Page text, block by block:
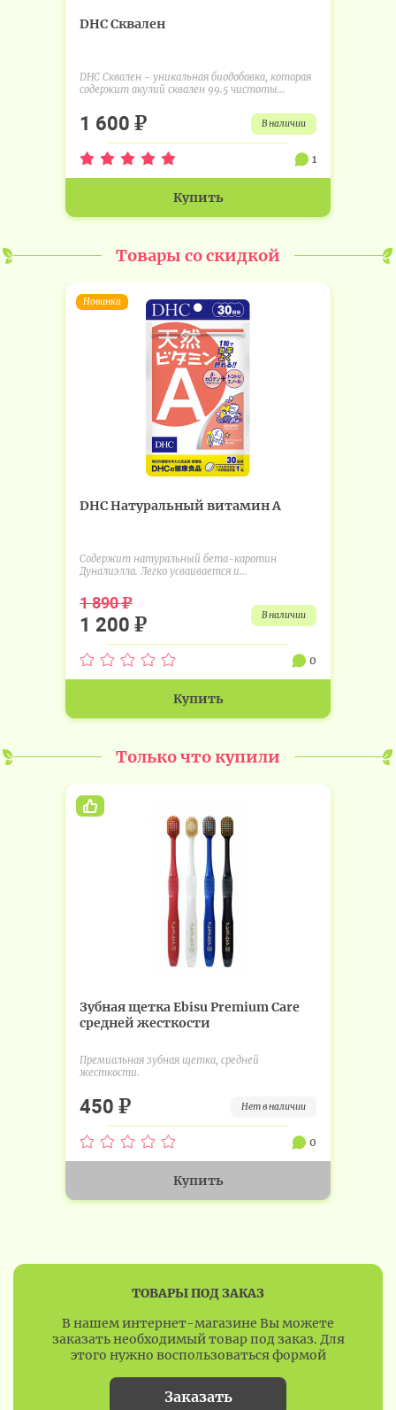
DHC Сквален
DHC Сквален - уникальная биодобавка, которая
содержит акулий сквален 99.5 чистоты...
1 600 ₽ в наличии
1
Купить
Товары со скидкой
Новинка
DHC Натуральный витамин А
Содержит натуральный бета-каротин
Дуналиэлла. Легко усваивается и...
1 890₽
1 200 ₽ в наличии
0
Купить
Только что купили
Зубная щетка Ebisu Premium Care
средней жесткости
Премиальная зубная щетка, средней
жесткости.
450 ₽ нет в наличии
0
Купить
ТОВАРЫ ПОД ЗАКАЗ
В нашем интернет-магазине Вы можете
заказать необходимый товар под заказ. Для
этого нужно воспользоваться формой
Заказать